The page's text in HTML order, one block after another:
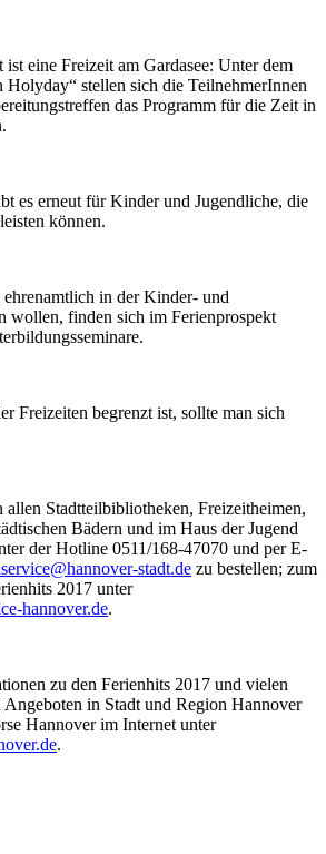
eine Freizeit am Gardasee: Unter dem
stellen sich die TeilnehmerInnen
das Programm für die Zeit in
es erneut für Kinder und Jugendliche, die
können.
in der Kinder- und
wollen, finden sich im Ferienprospekt
Freizeiten begrenzt ist, sollte man sich
Stadtteilbibliotheken, Freizeitheimen,
Bädern und im Haus der Jugend
der Hotline 0511/168-47070 und per E-
stadt.de zu bestellen; zum
2017 unter
hannover.de.
zu den Ferienhits 2017 und vielen
in Stadt und Region Hannover
Hannover im Internet unter
.